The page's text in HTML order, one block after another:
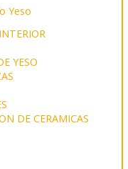
YESO
DE CERAMICAS